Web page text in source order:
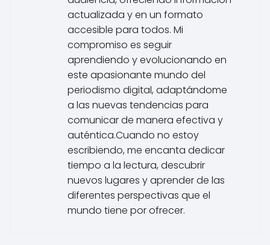
actualizada y en un formato
accesible para todos. Mi
compromiso es seguir
aprendiendo y evolucionando en
este apasionante mundo del
periodismo digital, adaptándome
a las nuevas tendencias para
comunicar de manera efectiva y
auténtica.Cuando no estoy
escribiendo, me encanta dedicar
tiempo a la lectura, descubrir
nuevos lugares y aprender de las
diferentes perspectivas que el
mundo tiene por ofrecer.